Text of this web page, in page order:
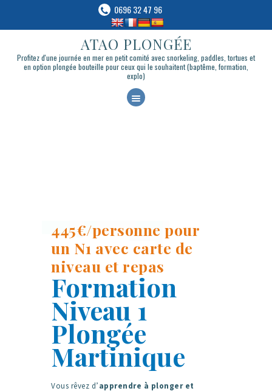
0696 32 47 96
ATAO PLONGÉE
Profitez d'une journée en mer en petit comité avec snorkeling, paddles, tortues et
en option plongée bouteille pour ceux qui le souhaitent (baptême, formation,
explo)
ATAO PLONGÉE
Profitez d'une journée en mer en petit comité avec snorkeling, paddles, tortues et en
option plongée bouteille pour ceux qui le souhaitent (baptême, formation, explo)
445€/personne pour
un N1 avec carte de
niveau et repas
Formation
Niveau 1
Plongée
Martinique
Vous rêvez d’apprendre à plonger et